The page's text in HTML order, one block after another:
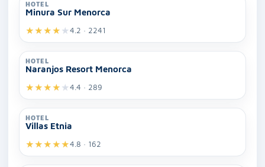
HOTEL
Minura Sur Menorca
★★★★ ★4.2 · 2241
HOTEL
Naranjos Resort Menorca
★★★★ ★4.4 · 289
HOTEL
Villas Etnia
★★★★★4.8 · 162